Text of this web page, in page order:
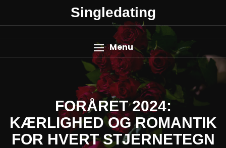
Singledating
Menu
FORÅRET 2024:
KÆRLIGHED OG ROMANTIK
FOR HVERT STJERNETEGN